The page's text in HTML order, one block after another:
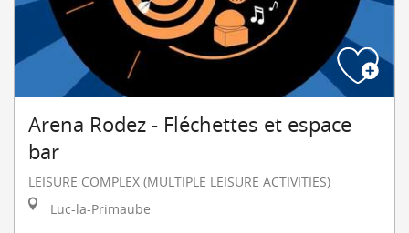
Arena Rodez - Fléchettes et espace
bar
LEISURE COMPLEX (MULTIPLE LEISURE ACTIVITIES)
Luc-la-Primaube